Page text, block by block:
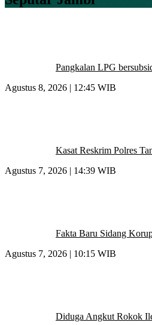
Pangkalan LPG
Agustus 8, 2026 | 12:45 WIB
Kasat Reskrim Polres
Agustus 7, 2026 | 14:39 WIB
Fakta Baru Sidang
Agustus 7, 2026 | 10:15 WIB
Diduga Angkut Rokok